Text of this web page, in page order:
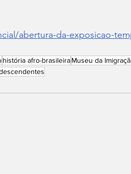
abertura-da-exposicao-
história afro-brasileiraMuseu da